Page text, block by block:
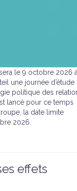
le 9 octobre 2026
une journée d’étude
politique des
lancé pour ce temps
la date limite
2026.
effets